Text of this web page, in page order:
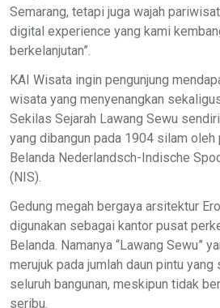
Semarang, tetapi juga wajah
digital experience yang kami
berkelanjutan”.
KAI Wisata ingin pengunjung
wisata yang menyenangkan
Sekilas Sejarah Lawang Sewu
yang dibangun pada 1904 silam oleh
Belanda Nederlandsch-Indische
(NIS).
Gedung megah bergaya arsitektur
digunakan sebagai kantor pusat
Belanda. Namanya “Lawang Sewu”
merujuk pada jumlah daun pintu yang
seluruh bangunan, meskipun tidak
seribu.